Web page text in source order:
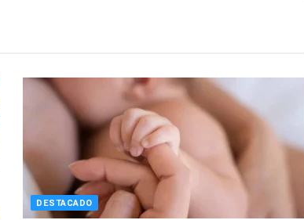
DESTACADO